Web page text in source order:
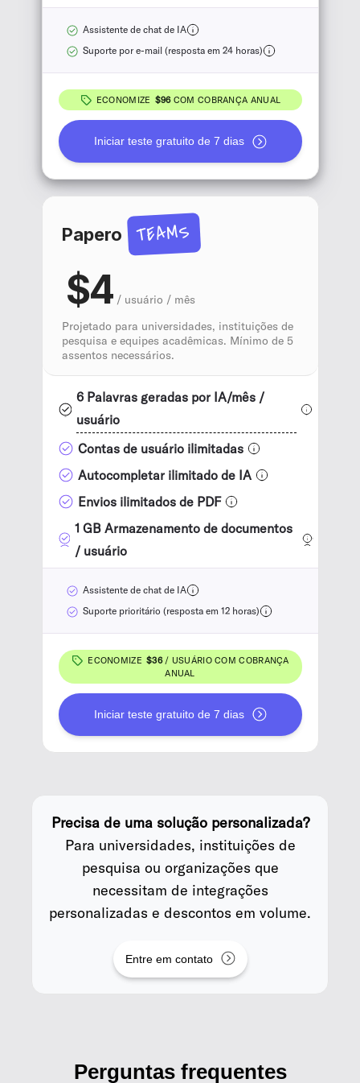
Assistente de chat de IA
Suporte por e-mail (resposta em 24 horas)
ECONOMIZE $96COM COBRANÇA ANUAL
Iniciar teste gratuito de 7 dias
Papero TEAMS
$4 / usuário / mês
Projetado para universidades, instituições de
pesquisa e equipes acadêmicas. Mínimo de 5
assentos necessários.
6 Palavras geradas por IA/mês /
usuário
Contas de usuário ilimitadas
Autocompletar ilimitado de IA
Envios ilimitados de PDF
1 GB Armazenamento de documentos
/ usuário
Assistente de chat de IA
Suporte prioritário (resposta em 12 horas)
ECONOMIZE $36/ USUÁRIO COM COBRANÇA
ANUAL
Iniciar teste gratuito de 7 dias
Precisa de uma solução personalizada?
Para universidades, instituições de
pesquisa ou organizações que
necessitam de integrações
personalizadas e descontos em volume.
Entre em contato
Perguntas frequentes